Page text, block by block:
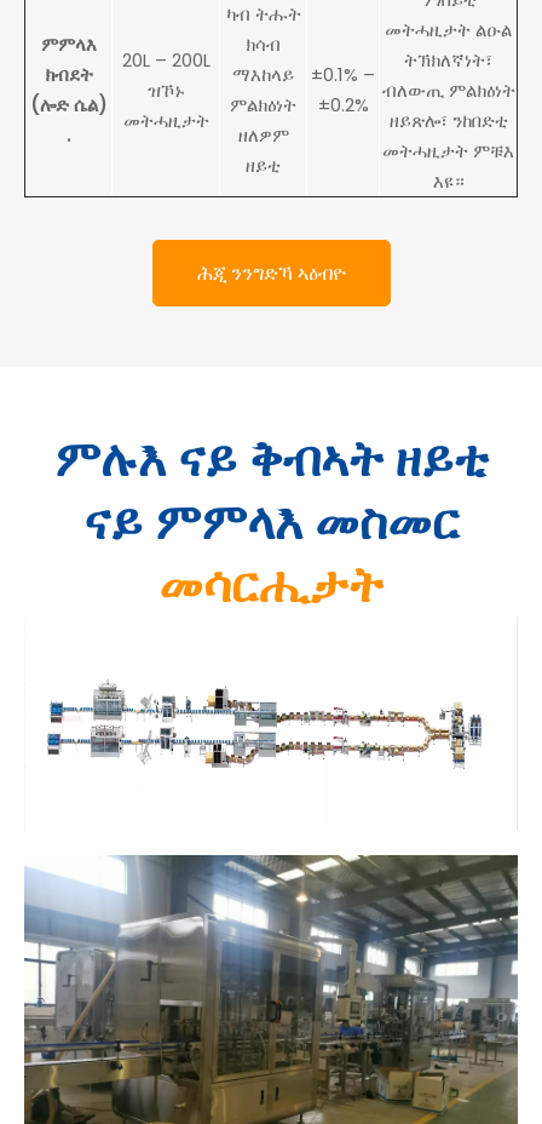
ምምላእ
ክብደት
(ሎድ ሴል)
.
20L – 200L
ዝኾኑ
መትሓዚታት
ካብ ትሑት
ክሳብ
ማእከላይ
ምልክዕነት
ዘለዎም
ዘይቲ
±0.1% –
±0.2%
መትሓዚታት ልዑል
ትኽክለኛነት፣
ብለውጢ ምልክዕነት
ዘይጽሎ፣ ንከበድቲ
መትሓዚታት ምቹእ
እዩ።
ሕጂ ንንግድኻ ኣዕብዮ
ምሉእ ናይ ቅብኣት ዘይቲ
ናይ ምምላእ መስመር
መሳርሒታት